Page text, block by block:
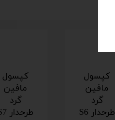
کپسول
مافین
گرد
طرحدار S6
کپسول
مافین
گرد
طرحدار S7